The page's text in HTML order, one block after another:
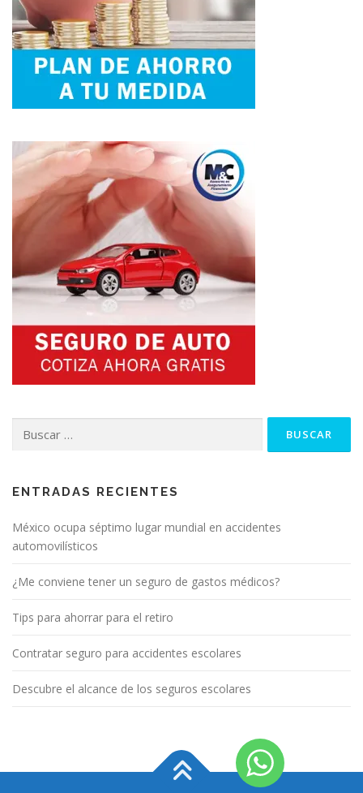
ENTRADAS RECIENTES
México ocupa séptimo lugar mundial en accidentes
automovilísticos
¿Me conviene tener un seguro de gastos médicos?
Tips para ahorrar para el retiro
Contratar seguro para accidentes escolares
Descubre el alcance de los seguros escolares